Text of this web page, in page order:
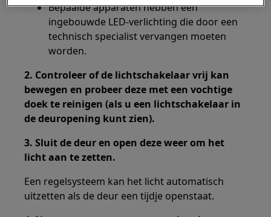
Bepaalde apparaten hebben een
ingebouwde LED-verlichting die door een
technisch specialist vervangen moeten
worden.
2. Controleer of de lichtschakelaar vrij kan
bewegen en probeer deze met een vochtige
doek te reinigen (als u een lichtschakelaar in
de deuropening kunt zien).
3. Sluit de deur en open deze weer om het
licht aan te zetten.
Een regelsysteem kan het licht automatisch
uitzetten als de deur een tijdje openstaat.